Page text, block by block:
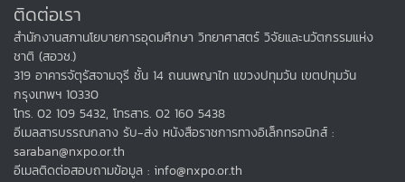
ติดต่อเรา
สำนักงานสภานโยบายการอุดมศึกษา วิทยาศาสตร์ วิจัยและนวัตกรรมแห่ง
ชาติ (สอวช.)
319 อาคารจัตุรัสจามจุรี ชั้น 14 ถนนพญาไท แขวงปทุมวัน เขตปทุมวัน
กรุงเทพฯ 10330
โทร. 02 109 5432, โทรสาร. 02 160 5438
อีเมลสารบรรณกลาง รับ-ส่ง หนังสือราชการทางอิเล็กทรอนิกส์ :
saraban@nxpo.or.th
อีเมลติดต่อสอบถามข้อมูล : info@nxpo.or.th